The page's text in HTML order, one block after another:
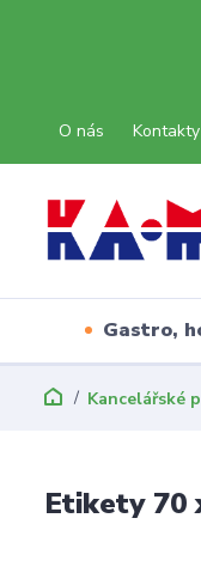
O nás Kontakty
Gastro,
Kancelářské
Etikety 70